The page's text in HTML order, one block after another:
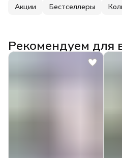
Акции Бестселлеры
Рекомендуем для